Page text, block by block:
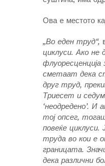
Ова е местото
„Во еден труд“,
циклуси. Ако не
флуоресценција
сметаат дека
друг труд,
Триесет и
‘неодредено’. И
тој опсег,
повеќе циклуси.
труда во кои е
границата.
дека различни